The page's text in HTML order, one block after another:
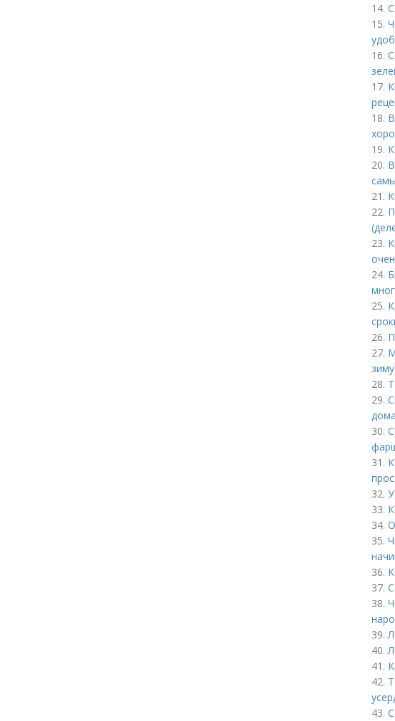
14.
15.
16.
17.
18.
19.
20.
21.
22.
23.
24.
25.
26.
27.
28.
29.
30.
31.
32.
33.
34.
35.
36.
37.
38.
39.
40.
41.
42.
43.